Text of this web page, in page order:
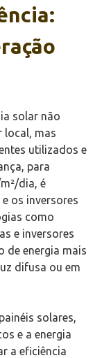
solar não
local, mas
utilizados e
para
dia, é
os inversores
como
e inversores
de energia mais
difusa ou em
solares,
e a energia
a eficiência